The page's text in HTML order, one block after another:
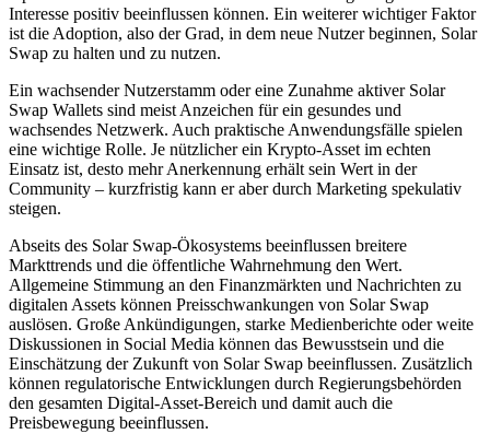
Interesse positiv beeinflussen können. Ein weiterer wichtiger Faktor
ist die Adoption, also der Grad, in dem neue Nutzer beginnen, Solar
Swap zu halten und zu nutzen.
Ein wachsender Nutzerstamm oder eine Zunahme aktiver Solar
Swap Wallets sind meist Anzeichen für ein gesundes und
wachsendes Netzwerk. Auch praktische Anwendungsfälle spielen
eine wichtige Rolle. Je nützlicher ein Krypto-Asset im echten
Einsatz ist, desto mehr Anerkennung erhält sein Wert in der
Community – kurzfristig kann er aber durch Marketing spekulativ
steigen.
Abseits des Solar Swap-Ökosystems beeinflussen breitere
Markttrends und die öffentliche Wahrnehmung den Wert.
Allgemeine Stimmung an den Finanzmärkten und Nachrichten zu
digitalen Assets können Preisschwankungen von Solar Swap
auslösen. Große Ankündigungen, starke Medienberichte oder weite
Diskussionen in Social Media können das Bewusstsein und die
Einschätzung der Zukunft von Solar Swap beeinflussen. Zusätzlich
können regulatorische Entwicklungen durch Regierungsbehörden
den gesamten Digital-Asset-Bereich und damit auch die
Preisbewegung beeinflussen.